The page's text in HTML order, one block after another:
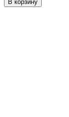
В корзину